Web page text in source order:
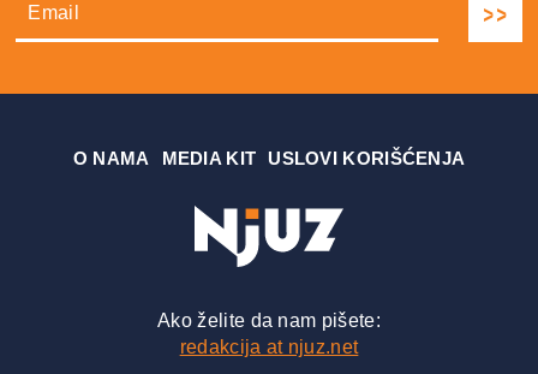
О NAMA MEDIA KIT USLOVI KORIŠĆENJA
Ako želite da nam pišete:
redakcija at njuz.net